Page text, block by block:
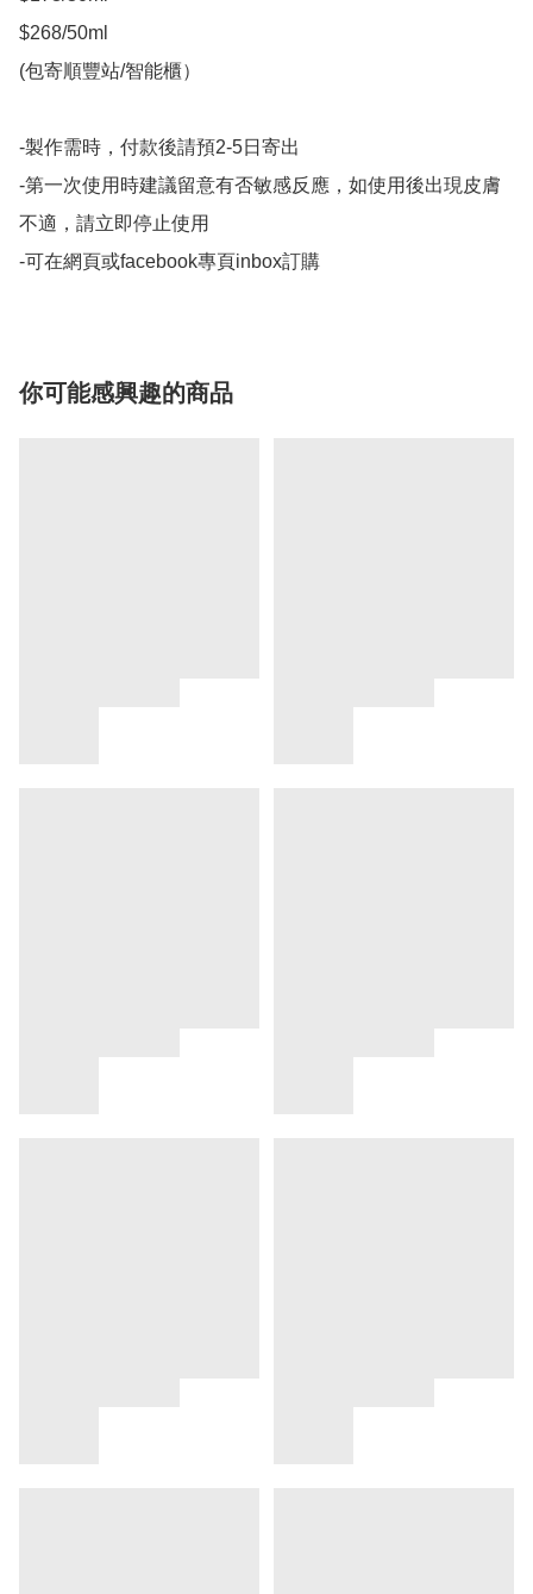
$268/50ml
(包寄順豐站/智能櫃）
-製作需時，付款後請預2-5日寄出
-第一次使用時建議留意有否敏感反應，如使用後出現皮膚
不適，請立即停止使用
你可能感興趣的商品